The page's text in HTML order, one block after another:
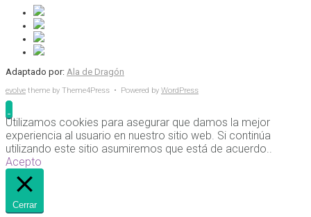
Adaptado por: Ala de Dragón
evolve theme by Theme4Press • Powered by WordPress
Utilizamos cookies para asegurar que damos la mejor
experiencia al usuario en nuestro sitio web. Si continúa
utilizando este sitio asumiremos que está de acuerdo..
Acepto
Cerrar